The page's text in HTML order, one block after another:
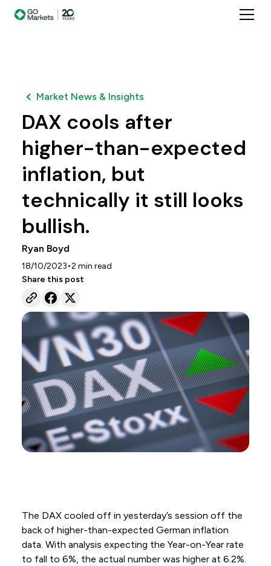
Market News & Insights
DAX cools after
higher-than-expected
inflation, but
technically it still looks
bullish.
Ryan Boyd
18/10/2023•2 min read
Share this post
The DAX cooled off in yesterday’s session off the
back of higher-than-expected German inflation
data. With analysis expecting the Year-on-Year rate
to fall to 6%, the actual number was higher at 6.2%.